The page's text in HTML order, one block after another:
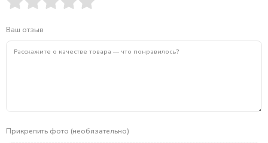
Ваш отзыв
Прикрепить фото (необязательно)